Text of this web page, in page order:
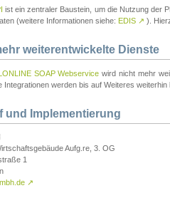
ist ein zentraler Baustein, um die Nutzung der
(weitere Informationen siehe: EDIS ↗ ).
weiterentwickelte Dienste
SOAP Webservice wird nicht mehr
Integrationen werden bis auf Weiteres weiterhin
und Implementierung
Aufg.re, 3. OG
1
↗